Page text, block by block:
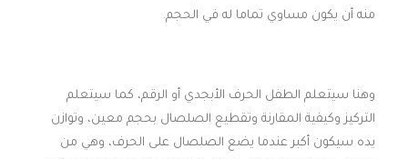
منه أن يكون مساوي تماما له في الحجم.
وهنا سيتعلم الطفل الحرف الأبجدي أو الرقم، كما سيتعلم
التركيز وكيفية المقارنة وتقطيع الصلصال بحجم معين، وتوازن
يده سيكون أكبر عندما يضع الصلصال على الحرف، وهي من